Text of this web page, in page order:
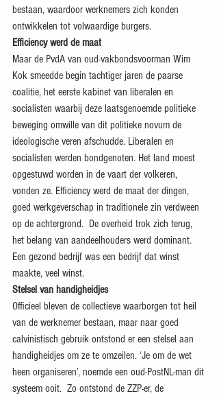
bestaan, waardoor werknemers zich konden
ontwikkelen tot volwaardige burgers.
Efficiency werd de maat
Maar de PvdA van oud-vakbondsvoorman Wim
Kok smeedde begin tachtiger jaren de paarse
coalitie, het eerste kabinet van liberalen en
socialisten waarbij deze laatsgenoemde politieke
beweging omwille van dit politieke novum de
ideologische veren afschudde. Liberalen en
socialisten werden bondgenoten. Het land moest
opgestuwd worden in de vaart der volkeren,
vonden ze. Efficiency werd de maat der dingen,
goed werkgeverschap in traditionele zin verdween
op de achtergrond.  De overheid trok zich terug,
het belang van aandeelhouders werd dominant.
Een gezond bedrijf was een bedrijf dat winst
maakte, veel winst.
Stelsel van handigheidjes
Officieel bleven de collectieve waarborgen tot heil
van de werknemer bestaan, maar naar goed
calvinistisch gebruik ontstond er een stelsel aan
handigheidjes om ze te omzeilen. ‘Je om de wet
heen organiseren’, noemde een oud-PostNL-man dit
systeem ooit.  Zo ontstond de ZZP-er, de